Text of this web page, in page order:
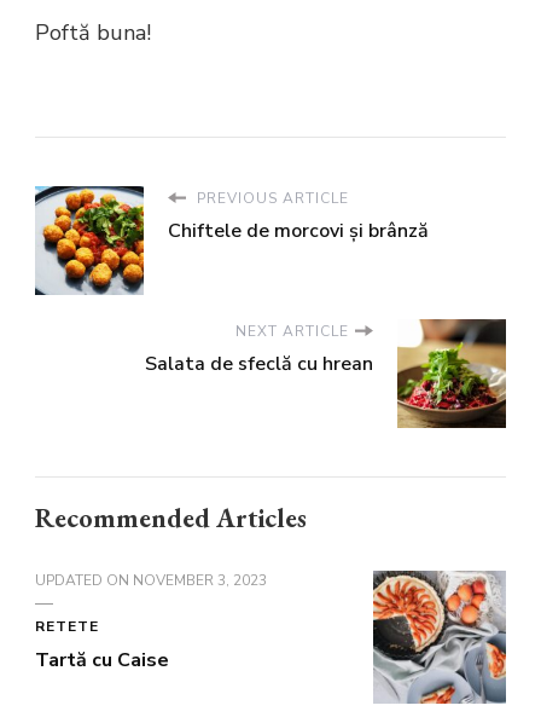
Poftă buna!
PREVIOUS ARTICLE
Chiftele de morcovi și brânză
NEXT ARTICLE
Salata de sfeclă cu hrean
Recommended Articles
UPDATED ON NOVEMBER 3, 2023
RETETE
Tartă cu Caise